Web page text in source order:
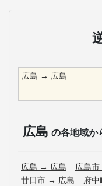
広島 → 広島
広島 の各地域か
広島 → 広島 広島市
廿日市 → 広島 府中